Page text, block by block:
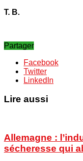
T. B.
Partager
Facebook
Twitter
LinkedIn
Lire aussi
Allemagne :
sécheresse qui